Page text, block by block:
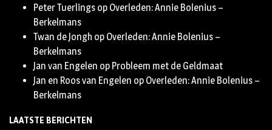
Peter Tuerlings op Overleden: Annie Bolenius –
Berkelmans
Twan de Jongh op Overleden: Annie Bolenius –
Berkelmans
Jan van Engelen op Probleem met de Geldmaat
Jan en Roos van Engelen op Overleden: Annie Bolenius –
Berkelmans
LAATSTE BERICHTEN